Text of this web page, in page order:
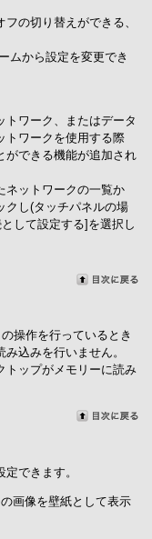
の切り替えができる、
ムから設定を変更でき
トワーク、またはデータ
トワークを使用する際
ができる機能が追加され
ネットワークの一覧か
クし(タッチパネルの場
して設定する]を選択し
操作を行っているとき
み込みを行いません。
トップがメモリーに読み
できます。
画像を壁紙として表示